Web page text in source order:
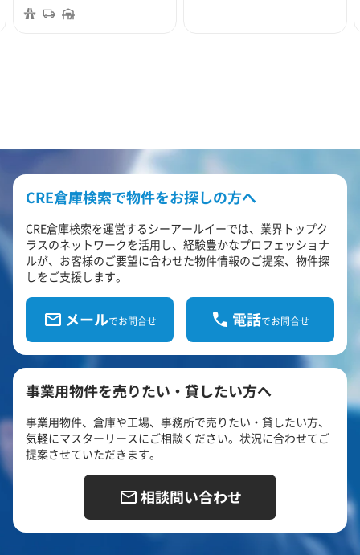
CRE倉庫検索で物件をお探しの方へ
CRE倉庫検索を運営するシーアールイーでは、業界トップク
ラスのネットワークを活用し、経験豊かなプロフェッショナ
ルが、お客様のご要望に合わせた物件情報のご提案、物件探
しをご支援します。
メールでお問合せ 電話でお問合せ
事業用物件を売りたい・貸したい方へ
事業用物件、倉庫や工場、事務所で売りたい・貸したい方、
気軽にマスターリースにご相談ください。状況に合わせてご
提案させていただきます。
相談問い合わせ